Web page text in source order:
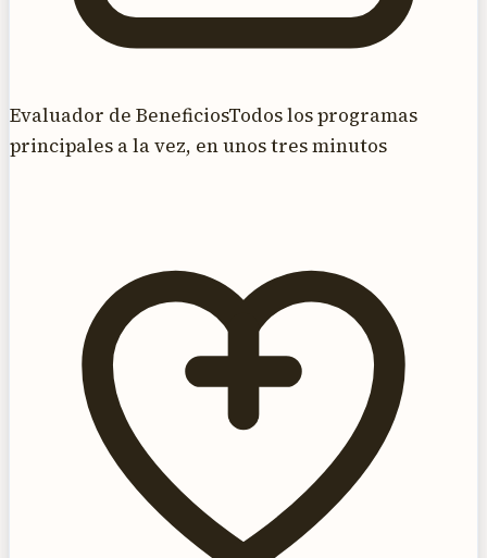
Evaluador de BeneficiosTodos los programas
principales a la vez, en unos tres minutos